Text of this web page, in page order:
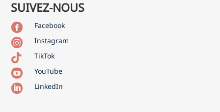
SUIVEZ-NOUS
 Facebook
 Instagram
 TikTok
 YouTube
 LinkedIn